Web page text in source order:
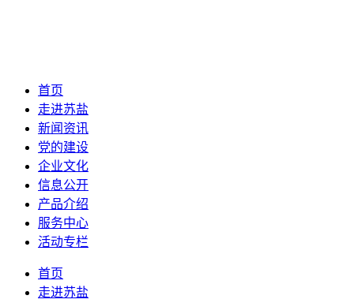
首页
走进苏盐
新闻资讯
党的建设
企业文化
信息公开
产品介绍
服务中心
活动专栏
首页
走进苏盐